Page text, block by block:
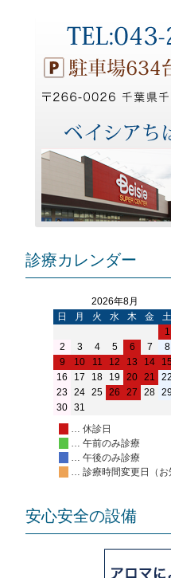
診療カレンダー
2026年8月
日
月 火 水 木 金
土
1
2
3 4 5 6 7
8
9
10 11 12 13 14
15
16
17 18 19 20 21
22
23 24 25 26 27 28
30 31
… 休診日
… 午前のみ診療
… 午後のみ診療
… 診療時間変更日（お
安心安全の設備